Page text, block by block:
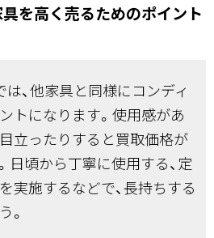
を高く売るためのポイント
、他家具と同様にコンディ
トになります。使用感があ
立ったりすると買取価格が
日頃から丁寧に使用する、定
実施するなどで、長持ちする
。